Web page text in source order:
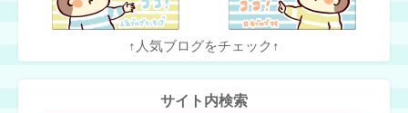
↑人気ブログをチェック↑
サイト内検索